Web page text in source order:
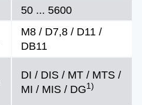
50 ... 5600
M8 / D7,8 / D11 /
DB11
DI / DIS / MT / MTS /
MI / MIS / DG1)